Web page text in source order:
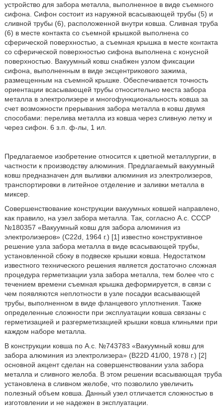
устройство для забора металла, выполненное в виде съемного
сифона. Сифон состоит из наружной всасывающей трубы (5) и
сливной трубы (6), расположенной внутри ковша. Сливная труба
(6) в месте контакта со съемной крышкой выполнена со
сферической поверхностью, а съемная крышка в месте контакта
со сферической поверхностью сифона выполнена с конусной
поверхностью. Вакуумный ковш снабжен узлом фиксации
сифона, выполненным в виде эксцентрикового зажима,
размещенным на съемной крышке. Обеспечивается точность
ориентации всасывающей трубы относительно места забора
металла в электролизере и многофункциональность ковша за
счет возможности прерывания забора металла в ковш двумя
способами: перелива металла из ковша через сливную летку и
через сифон. 6 з.п. ф-лы, 1 ил.
Предлагаемое изобретение относится к цветной металлургии, в
частности к производству алюминия. Предлагаемый вакуумный
ковш предназначен для выливки алюминия из электролизеров,
транспортировки в литейное отделение и заливки металла в
миксер.
Совершенствование конструкции вакуумных ковшей направлено,
как правило, на узел забора металла. Так, согласно А.с. СССР
№180357 «Вакуумный ковш для забора алюминия из
электролизеров» (C22d, 1964 г.) [1] известно конструктивное
решение узла забора металла в виде всасывающей трубы,
установленной сбоку в подвеске крышки ковша. Недостатком
известного технического решения является достаточно сложная
процедура герметизации узла забора металла, тем более что с
течением времени съемная крышка деформируется, в связи с
чем появляются неплотности в узле посадки всасывающей
трубы, выполненном в виде фланцевого уплотнения. Также
определенные сложности при эксплуатации ковша связаны с
герметизацией и разгерметизацией крышки ковша клиньями при
каждом наборе металла.
В конструкции ковша по А.с. №743783 «Вакуумный ковш для
забора алюминия из электролизера» (B22D 41/00, 1978 г.) [2]
основной акцент сделан на совершенствовании узла забора
металла и сливного желоба. В этом решении всасывающая труба
установлена в сливном желобе, что позволило увеличить
полезный объем ковша. Данный узел отличается сложностью в
изготовлении и не надежен в эксплуатации.